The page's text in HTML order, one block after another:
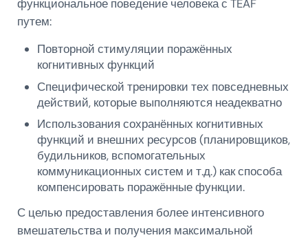
функциональное поведение человека с TEAF
путем:
Повторной стимуляции поражённых
когнитивных функций
Специфической тренировки тех повседневных
действий, которые выполняются неадекватно
Использования сохранённых когнитивных
функций и внешних ресурсов (планировщиков,
будильников, вспомогательных
коммуникационных систем и т.д.) как способа
компенсировать поражённые функции.
С целью предоставления более интенсивного
вмешательства и получения максимальной